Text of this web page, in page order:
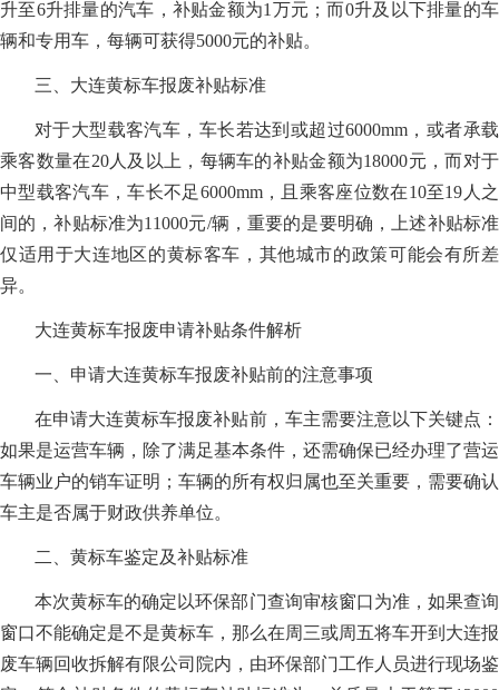
升至6升排量的汽车，补贴金额为1万元；而0升及以下排量的车
辆和专用车，每辆可获得5000元的补贴。
三、大连黄标车报废补贴标准
对于大型载客汽车，车长若达到或超过6000mm，或者承载
乘客数量在20人及以上，每辆车的补贴金额为18000元，而对于
中型载客汽车，车长不足6000mm，且乘客座位数在10至19人之
间的，补贴标准为11000元/辆，重要的是要明确，上述补贴标准
仅适用于大连地区的黄标客车，其他城市的政策可能会有所差
异。
大连黄标车报废申请补贴条件解析
一、申请大连黄标车报废补贴前的注意事项
在申请大连黄标车报废补贴前，车主需要注意以下关键点：
如果是运营车辆，除了满足基本条件，还需确保已经办理了营运
车辆业户的销车证明；车辆的所有权归属也至关重要，需要确认
车主是否属于财政供养单位。
二、黄标车鉴定及补贴标准
本次黄标车的确定以环保部门查询审核窗口为准，如果查询
窗口不能确定是不是黄标车，那么在周三或周五将车开到大连报
废车辆回收拆解有限公司院内，由环保部门工作人员进行现场鉴